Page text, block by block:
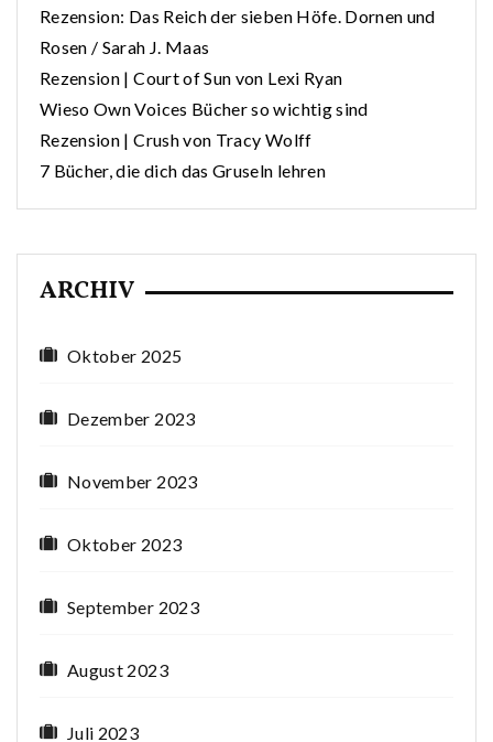
Rezension: Das Reich der sieben Höfe. Dornen und
Rosen / Sarah J. Maas
Rezension | Court of Sun von Lexi Ryan
Wieso Own Voices Bücher so wichtig sind
Rezension | Crush von Tracy Wolff
7 Bücher, die dich das Gruseln lehren
ARCHIV
Oktober 2025
Dezember 2023
November 2023
Oktober 2023
September 2023
August 2023
Juli 2023